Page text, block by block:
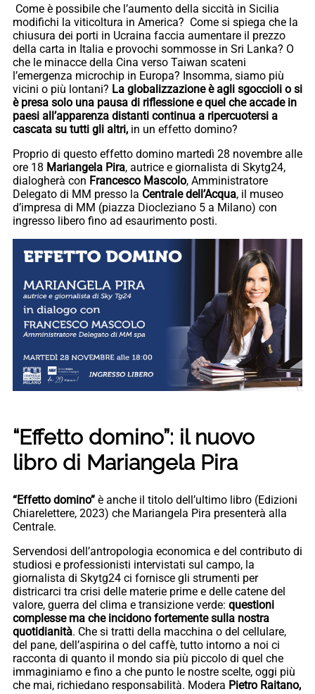
Come è possibile che l’aumento della siccità in Sicilia
modifichi la viticoltura in America? Come si spiega che la
chiusura dei porti in Ucraina faccia aumentare il prezzo
della carta in Italia e provochi sommosse in Sri Lanka? O
che le minacce della Cina verso Taiwan scateni
l’emergenza microchip in Europa? Insomma, siamo più
vicini o più lontani? La globalizzazione è agli sgoccioli o si
è presa solo una pausa di riflessione e quel che accade in
paesi all’apparenza distanti continua a ripercuotersi a
cascata su tutti gli altri, in un effetto domino?
Proprio di questo effetto domino martedì 28 novembre alle
ore 18 Mariangela Pira, autrice e giornalista di Skytg24,
dialogherà con Francesco Mascolo, Amministratore
Delegato di MM presso la Centrale dell’Acqua, il museo
d’impresa di MM (piazza Diocleziano 5 a Milano) con
ingresso libero fino ad esaurimento posti.
“Effetto domino”: il nuovo
libro di Mariangela Pira
“Effetto domino” è anche il titolo dell’ultimo libro (Edizioni
Chiarelettere, 2023) che Mariangela Pira presenterà alla
Centrale.
Servendosi dell’antropologia economica e del contributo di
studiosi e professionisti intervistati sul campo, la
giornalista di Skytg24 ci fornisce gli strumenti per
districarci tra crisi delle materie prime e delle catene del
valore, guerra del clima e transizione verde: questioni
complesse ma che incidono fortemente sulla nostra
quotidianità. Che si tratti della macchina o del cellulare,
del pane, dell’aspirina o del caffè, tutto intorno a noi ci
racconta di quanto il mondo sia più piccolo di quel che
immaginiamo e fino a che punto le nostre scelte, oggi più
che mai, richiedano responsabilità. Modera Pietro Raitano,